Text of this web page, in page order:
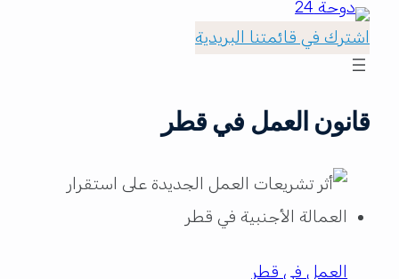
اشترك في قائمتنا البريدية
قانون العمل في قطر
العمل في قطر